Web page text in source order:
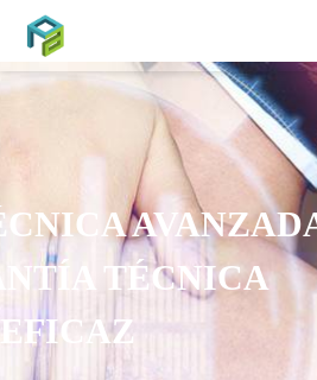
SE OFRECE
TÉCNICA Y